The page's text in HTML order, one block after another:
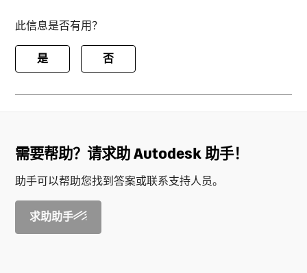
此信息是否有用？
是 否
需要帮助？请求助 Autodesk 助手！
助手可以帮助您找到答案或联系支持人员。
求助助手